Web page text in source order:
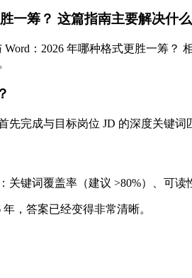
一筹？ 这篇指南主要解决什
：2026 年哪种格式更胜一筹
完成与目标岗位 JD 的深度关键
键词覆盖率（建议 >80%）、可
，答案已经变得非常清晰。